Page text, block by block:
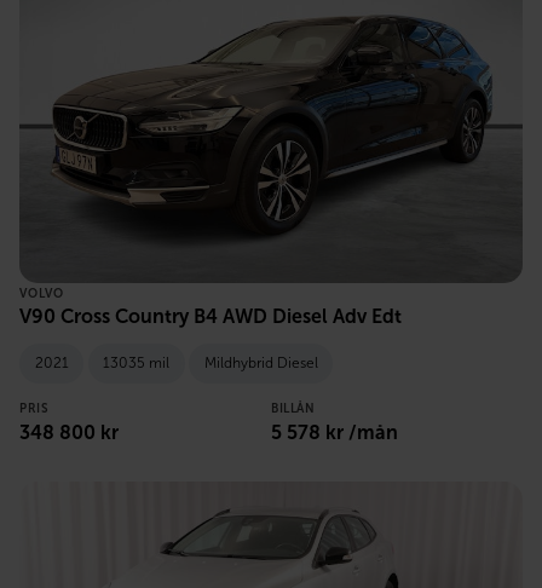
VOLVO
V90 Cross Country B4 AWD Diesel Adv Edt
2021 13035 mil Mildhybrid Diesel
PRIS
348 800 kr
BILLÅN
5 578 kr /mån